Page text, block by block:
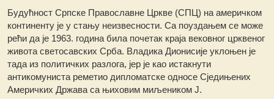
Будућност Српске Православне Цркве (СПЦ) на америчком
континенту је у стању неизвесности. Са поуздањем се може
рећи да је 1963. година била почетак краја вековног црквеног
живота светосавских Срба. Владика Дионисије уклоњен је
тада из политичких разлога, јер је као истакнути
антикомуниста реметио дипломатске односе Сједињених
Америчких Држава са њиховим миљеником Ј.